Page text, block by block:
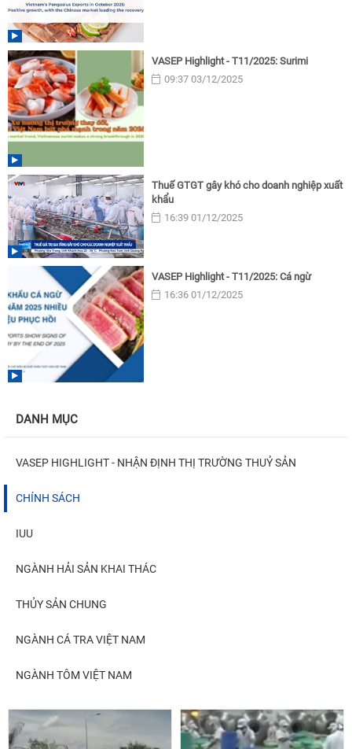
VASEP Highlight - T11/2025: Surimi
09:37 03/12/2025
Thuế GTGT gây khó cho doanh nghiệp xuất
khẩu
16:39 01/12/2025
VASEP Highlight - T11/2025: Cá ngừ
16:36 01/12/2025
DANH MỤC
VASEP HIGHLIGHT - NHẬN ĐỊNH THỊ TRƯỜNG THUỶ SẢN
CHÍNH SÁCH
IUU
NGÀNH HẢI SẢN KHAI THÁC
THỦY SẢN CHUNG
NGÀNH CÁ TRA VIỆT NAM
NGÀNH TÔM VIỆT NAM